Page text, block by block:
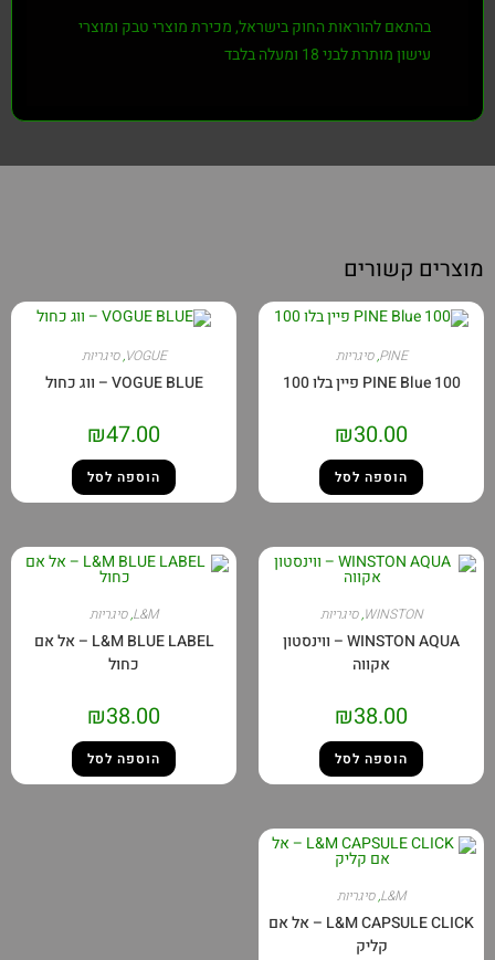
בהתאם להוראות החוק בישראל, מכירת מוצרי טבק ומוצרי
עישון מותרת לבני18 ומעלה בלבד
קשורים
PINE
,סיגריות
PINE Blue 100 פיין בלו 100
₪30.00
הוספה לסל
VOGUE
,סיגריות
VOGUE BLUE – ווג כחול
₪47.00
הוספה לסל
WINSTON
,סיגריות
WINSTON AQUA – ווינסטון
אקווה
₪38.00
הוספה לסל
L&M
,סיגריות
L&M BLUE LABEL – אל אם
כחול
₪38.00
הוספה לסל
L&M
,סיגריות
L&M CAPSULE CLICK – אל אם
קליק